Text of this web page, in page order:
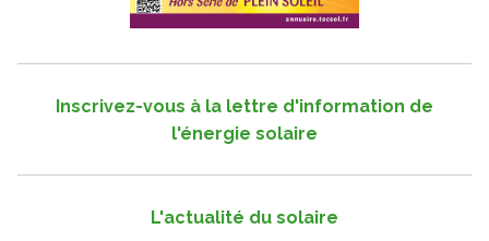
Inscrivez-vous à la lettre d'information de
l'énergie solaire
L'actualité du solaire